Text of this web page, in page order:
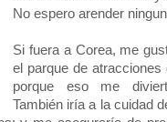
No espero arender
Si fuera a Corea, me
el parque de atracciones
porque eso me
También iría a la cuidad